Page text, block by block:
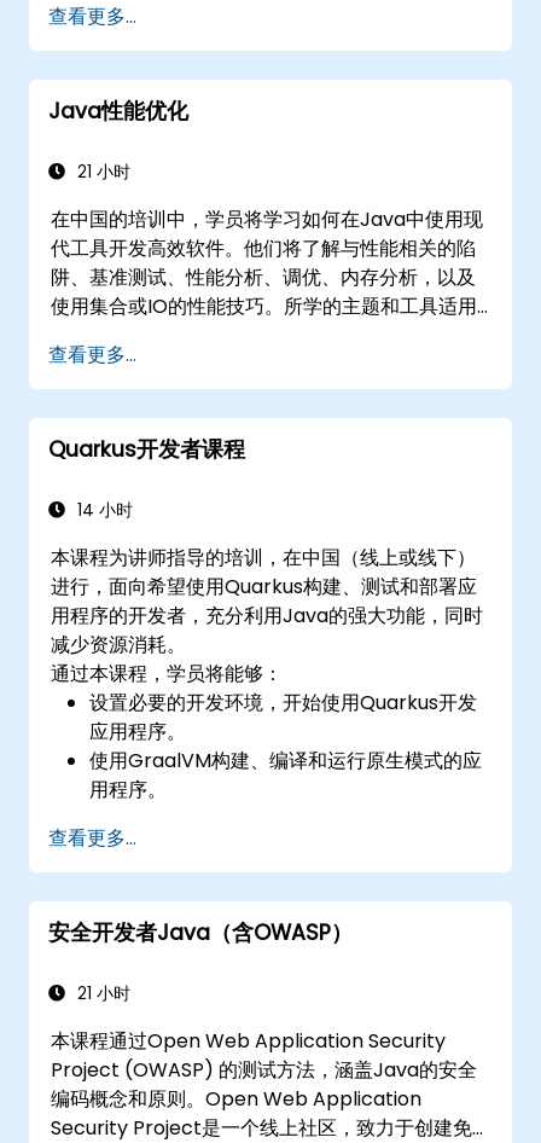
解释和训练。
查看更多...
Java性能优化
21 小时
在中国的培训中，学员将学习如何在Java中使用现
代工具开发高效软件。他们将了解与性能相关的陷
阱、基准测试、性能分析、调优、内存分析，以及
使用集合或IO的性能技巧。所学的主题和工具适用
别的性能、工具和嵌入式库。调优部分讨论了由
Oracle提供的JVM参数。
查看更多...
Quarkus开发者课程
14 小时
本课程为讲师指导的培训，在中国（线上或线下）
进行，面向希望使用Quarkus构建、测试和部署应
用程序的开发者，充分利用Java的强大功能，同时
减少资源消耗。
通过本课程，学员将能够：
设置必要的开发环境，开始使用Quarkus开发
应用程序。
使用GraalVM构建、编译和运行原生模式的应
用程序。
生应用程序。
使用Docker容器化、执行和部署应用程序。
查看更多...
安全开发者Java（含OWASP）
21 小时
本课程通过Open Web Application Security
Project (OWASP) 的测试方法，涵盖Java的安全
编码概念和原则。Open Web Application
Security Project是一个线上社区，致力于创建免